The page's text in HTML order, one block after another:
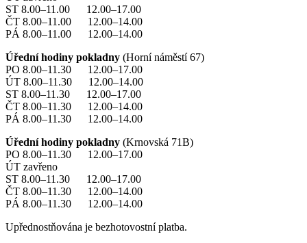
ST 8.00–11.00 12.00–17.00
ČT 8.00–11.00 12.00–14.00
PÁ 8.00–11.00 12.00–14.00
Úřední hodiny pokladny (Horní náměstí 67)
PO 8.00–11.30 12.00–17.00
ÚT 8.00–11.30 12.00–14.00
ST 8.00–11.30 12.00–17.00
ČT 8.00–11.30 12.00–14.00
PÁ 8.00–11.30 12.00–14.00
Úřední hodiny pokladny (Krnovská 71B)
PO 8.00–11.30 12.00–17.00
ÚT zavřeno
ST 8.00–11.30 12.00–17.00
ČT 8.00–11.30 12.00–14.00
PÁ 8.00–11.30 12.00–14.00
Upřednostňována je bezhotovostní platba.